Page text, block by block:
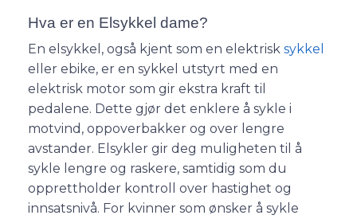
Hva er en Elsykkel dame?
En elsykkel, også kjent som en elektrisk sykkel
eller ebike, er en sykkel utstyrt med en
elektrisk motor som gir ekstra kraft til
pedalene. Dette gjør det enklere å sykle i
motvind, oppoverbakker og over lengre
avstander. Elsykler gir deg muligheten til å
sykle lengre og raskere, samtidig som du
opprettholder kontroll over hastighet og
innsatsnivå. For kvinner som ønsker å sykle